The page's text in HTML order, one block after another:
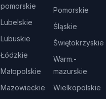
pomorskie
Lubelskie
Lubuskie
Łódzkie
Małopolskie
Mazowieckie
Pomorskie
Śląskie
Świętokrzyskie
Warm.-
mazurskie
Wielkopolskie